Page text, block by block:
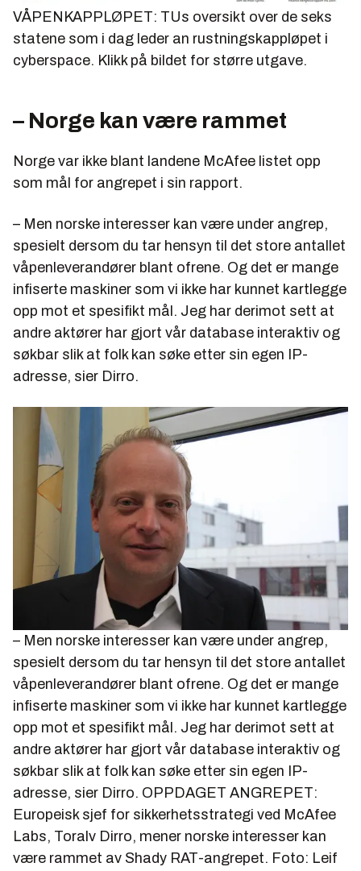
VÅPENKAPPLØPET: TUs oversikt over de seks
statene som i dag leder an rustningskappløpet i
cyberspace. Klikk på bildet for større utgave.
– Norge kan være rammet
Norge var ikke blant landene McAfee listet opp
som mål for angrepet i sin rapport.
– Men norske interesser kan være under angrep,
spesielt dersom du tar hensyn til det store antallet
våpenleverandører blant ofrene. Og det er mange
infiserte maskiner som vi ikke har kunnet kartlegge
opp mot et spesifikt mål. Jeg har derimot sett at
andre aktører har gjort vår database interaktiv og
søkbar slik at folk kan søke etter sin egen IP-
adresse, sier Dirro.
– Men norske interesser kan være under angrep,
spesielt dersom du tar hensyn til det store antallet
våpenleverandører blant ofrene. Og det er mange
infiserte maskiner som vi ikke har kunnet kartlegge
opp mot et spesifikt mål. Jeg har derimot sett at
andre aktører har gjort vår database interaktiv og
søkbar slik at folk kan søke etter sin egen IP-
adresse, sier Dirro. OPPDAGET ANGREPET:
Europeisk sjef for sikkerhetsstrategi ved McAfee
Labs, Toralv Dirro, mener norske interesser kan
være rammet av Shady RAT-angrepet. Foto: Leif